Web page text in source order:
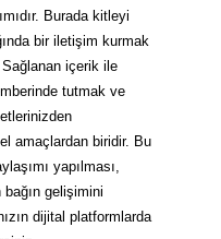
Burada kitleyi
bir iletişim kurmak
içerik ile
tutmak ve
amaçlardan biridir. Bu
yapılması,
gelişimini
dijital platformlarda